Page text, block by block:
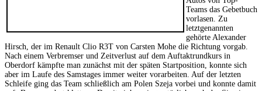
Teams das Gebetbuch
vorlasen. Zu
letztgenannten
gehörte Alexander
Hirsch, der im Renault Clio R3T von Carsten Mohe die Richtung vorgab.
Nach einem Verbremser und Zeitverlust auf dem Auftaktrundkurs in
Oberdorf kämpfte man zunächst mit der späten Startposition, konnte sich
aber im Laufe des Samstages immer weiter vorarbeiten. Auf der letzten
Schleife ging das Team schließlich am Polen Szeja vorbei und konnte damit